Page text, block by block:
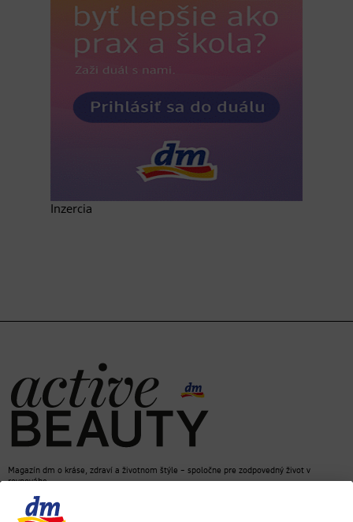
Inzercia
Magazín dm o kráse, zdraví a životnom štýle – spoločne pre zodpovedný život v
rovnováhe